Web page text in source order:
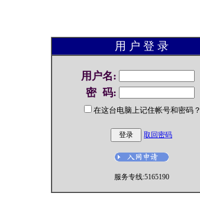
用 户 登 录
用户名:
密 码:
在这台电脑上记住帐号和密码？
取回密码
服务专线:5165190